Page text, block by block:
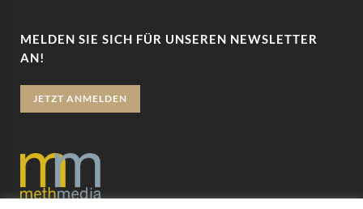
MELDEN SIE SICH FÜR UNSEREN NEWSLETTER
AN!
JETZT ANMELDEN